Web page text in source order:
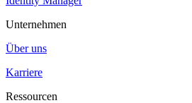
Unternehmen
Über uns
Karriere
Ressourcen